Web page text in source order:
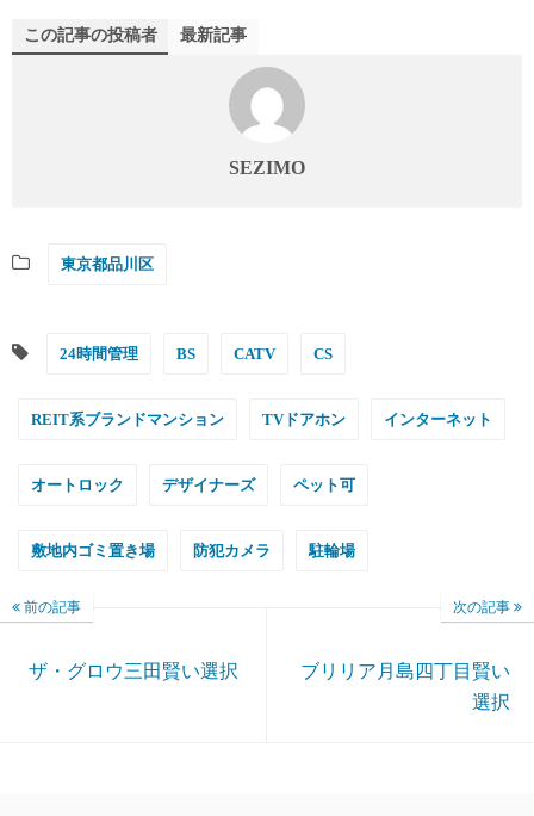
この記事の投稿者 最新記事
SEZIMO
東京都品川区
24時間管理 BS CATV CS
REIT系ブランドマンション TVドアホン インターネット
オートロック デザイナーズ ペット可
敷地内ゴミ置き場 防犯カメラ 駐輪場
前の記事
ザ・グロウ三田賢い選択
次の記事
ブリリア月島四丁目賢い
選択